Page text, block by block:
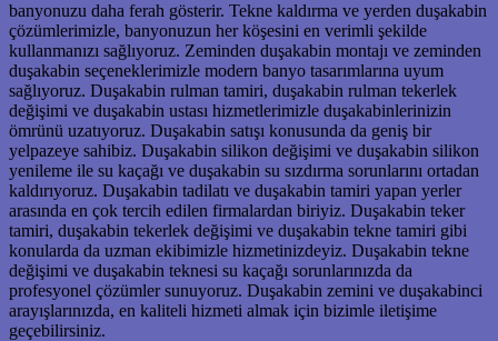
banyonuzu daha ferah gösterir. Tekne kaldırma ve yerden duşakabin
çözümlerimizle, banyonuzun her köşesini en verimli şekilde
kullanmanızı sağlıyoruz. Zeminden duşakabin montajı ve zeminden
duşakabin seçeneklerimizle modern banyo tasarımlarına uyum
sağlıyoruz. Duşakabin rulman tamiri, duşakabin rulman tekerlek
değişimi ve duşakabin ustası hizmetlerimizle duşakabinlerinizin
ömrünü uzatıyoruz. Duşakabin satışı konusunda da geniş bir
yelpazeye sahibiz. Duşakabin silikon değişimi ve duşakabin silikon
yenileme ile su kaçağı ve duşakabin su sızdırma sorunlarını ortadan
kaldırıyoruz. Duşakabin tadilatı ve duşakabin tamiri yapan yerler
arasında en çok tercih edilen firmalardan biriyiz. Duşakabin teker
tamiri, duşakabin tekerlek değişimi ve duşakabin tekne tamiri gibi
konularda da uzman ekibimizle hizmetinizdeyiz. Duşakabin tekne
değişimi ve duşakabin teknesi su kaçağı sorunlarınızda da
profesyonel çözümler sunuyoruz. Duşakabin zemini ve duşakabinci
arayışlarınızda, en kaliteli hizmeti almak için bizimle iletişime
geçebilirsiniz.